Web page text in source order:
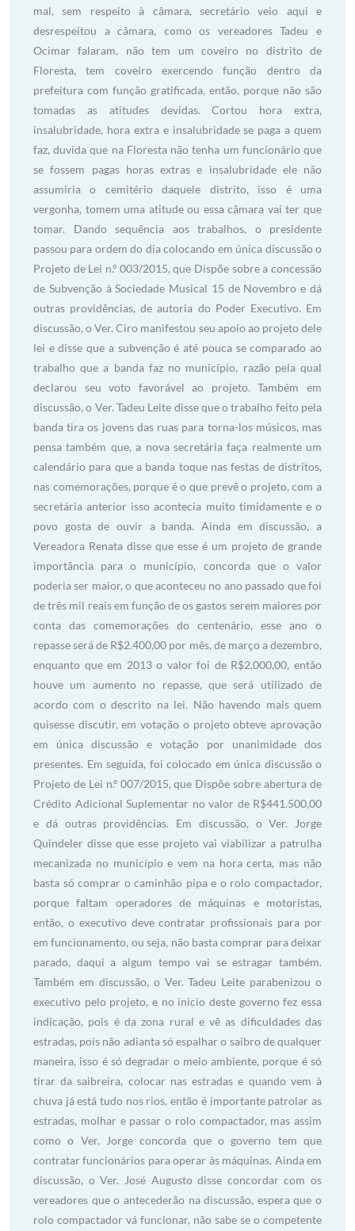
mal, sem respeito à câmara, secretário veio aqui e
desrespeitou a câmara, como os vereadores Tadeu e
Ocimar falaram, não tem um coveiro no distrito de
Floresta, tem coveiro exercendo função dentro da
prefeitura com função gratificada, então, porque não são
tomadas as atitudes devidas. Cortou hora extra,
insalubridade, hora extra e insalubridade se paga a quem
faz, duvida que na Floresta não tenha um funcionário que
se fossem pagas horas extras e insalubridade ele não
assumiria o cemitério daquele distrito, isso é uma
vergonha, tomem uma atitude ou essa câmara vai ter que
tomar. Dando sequência aos trabalhos, o presidente
passou para ordem do dia colocando em única discussão o
Projeto de Lei n.º 003/2015, que Dispõe sobre a concessão
de Subvenção à Sociedade Musical 15 de Novembro e dá
outras providências, de autoria do Poder Executivo. Em
discussão, o Ver. Ciro manifestou seu apoio ao projeto dele
lei e disse que a subvenção é até pouca se comparado ao
trabalho que a banda faz no município, razão pela qual
declarou seu voto favorável ao projeto. Também em
discussão, o Ver. Tadeu Leite disse que o trabalho feito pela
banda tira os jovens das ruas para torna-los músicos, mas
pensa também que, a nova secretária faça realmente um
calendário para que a banda toque nas festas de distritos,
nas comemorações, porque é o que prevê o projeto, com a
secretária anterior isso acontecia muito timidamente e o
povo gosta de ouvir a banda. Ainda em discussão, a
Vereadora Renata disse que esse é um projeto de grande
importância para o município, concorda que o valor
poderia ser maior, o que aconteceu no ano passado que foi
de três mil reais em função de os gastos serem maiores por
conta das comemorações do centenário, esse ano o
repasse será de R$2.400,00 por mês, de março a dezembro,
enquanto que em 2013 o valor foi de R$2.000,00, então
houve um aumento no repasse, que será utilizado de
acordo com o descrito na lei. Não havendo mais quem
quisesse discutir, em votação o projeto obteve aprovação
em única discussão e votação por unanimidade dos
presentes. Em seguida, foi colocado em única discussão o
Projeto de Lei n.º 007/2015, que Dispõe sobre abertura de
Crédito Adicional Suplementar no valor de R$441.500,00
e dá outras providências. Em discussão, o Ver. Jorge
Quindeler disse que esse projeto vai viabilizar a patrulha
mecanizada no município e vem na hora certa, mas não
basta só comprar o caminhão pipa e o rolo compactador,
porque faltam operadores de máquinas e motoristas,
então, o executivo deve contratar profissionais para por
em funcionamento, ou seja, não basta comprar para deixar
parado, daqui a algum tempo vai se estragar também.
Também em discussão, o Ver. Tadeu Leite parabenizou o
executivo pelo projeto, e no inicio deste governo fez essa
indicação, pois é da zona rural e vê as dificuldades das
estradas, pois não adianta só espalhar o saibro de qualquer
maneira, isso é só degradar o meio ambiente, porque é só
tirar da saibreira, colocar nas estradas e quando vem à
chuva já está tudo nos rios, então é importante patrolar as
estradas, molhar e passar o rolo compactador, mas assim
como o Ver. Jorge concorda que o governo tem que
contratar funcionários para operar às máquinas. Ainda em
discussão, o Ver. José Augusto disse concordar com os
vereadores que o antecederão na discussão, espera que o
rolo compactador vá funcionar, não sabe se o competente